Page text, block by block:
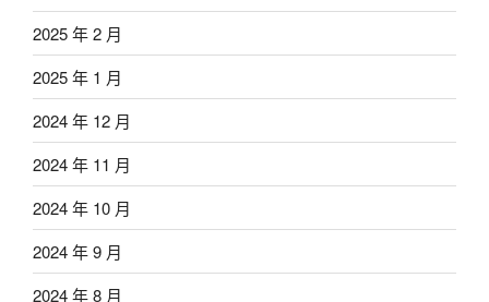
2025 年 2 月
2025 年 1 月
2024 年 12 月
2024 年 11 月
2024 年 10 月
2024 年 9 月
2024 年 8 月